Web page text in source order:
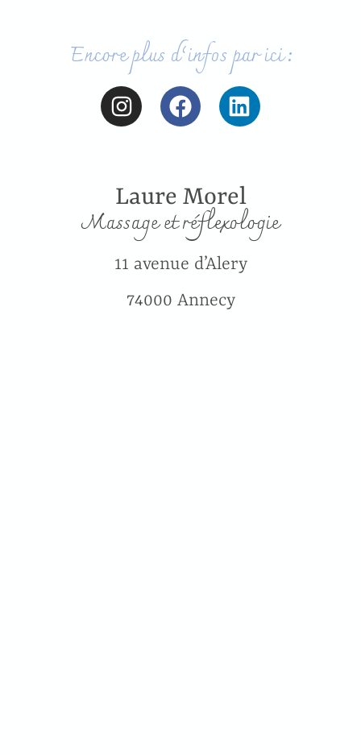
Encore plus d’infos par ici :
Laure Morel
Massage et réflexologie
11 avenue d’Alery
74000 Annecy